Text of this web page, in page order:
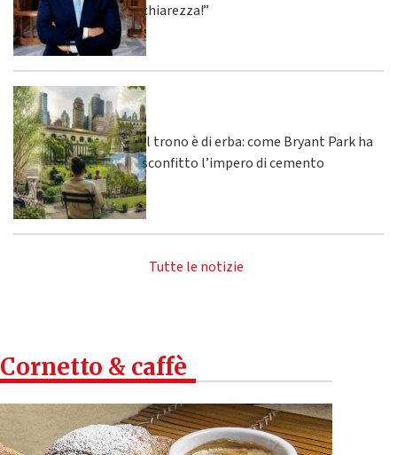
chiarezza!”
Il trono è di erba: come Bryant Park ha
sconfitto l’impero di cemento
Tutte le notizie
Cornetto & caffè